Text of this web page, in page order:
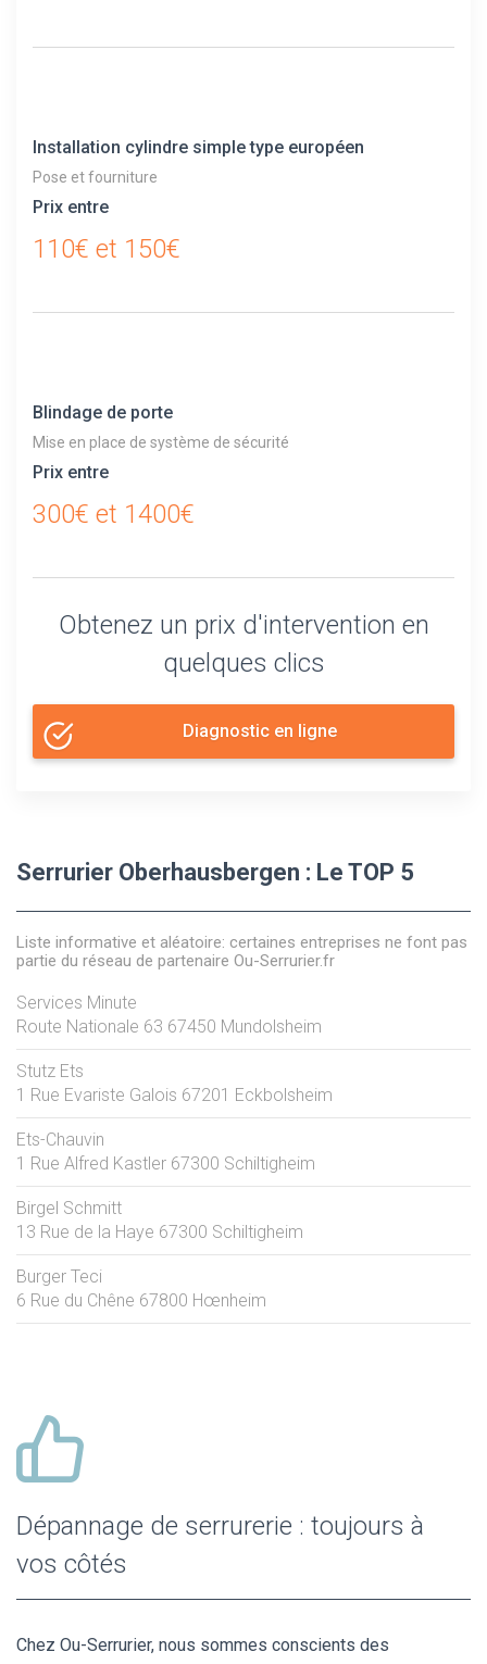
Installation cylindre simple type européen
Pose et fourniture
Prix entre
110€ et 150€
Blindage de porte
Mise en place de système de sécurité
Prix entre
300€ et 1400€
Obtenez un prix d'intervention en
quelques clics
Diagnostic en ligne
Serrurier Oberhausbergen : Le TOP 5
Liste informative et aléatoire: certaines entreprises ne font pas
partie du réseau de partenaire Ou-Serrurier.fr
Services Minute
Route Nationale 63 67450 Mundolsheim
Stutz Ets
1 Rue Evariste Galois 67201 Eckbolsheim
Ets-Chauvin
1 Rue Alfred Kastler 67300 Schiltigheim
Birgel Schmitt
13 Rue de la Haye 67300 Schiltigheim
Burger Teci
6 Rue du Chêne 67800 Hœnheim
Dépannage de serrurerie : toujours à
vos côtés
Chez Ou-Serrurier, nous sommes conscients des